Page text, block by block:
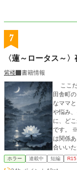
7
〈蓮～ロータス～〉
紫楼
書籍情報
田舎町
なママ
や悩み、
に、ど
です。 ※完全フィクションです。実在の人物・団体・場所と
は関係
合いい
になろ
ホラー 連載中 短編 R15